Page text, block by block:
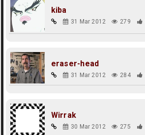
kiba
31 Mar 2012 279
eraser-head
31 Mar 2012 284
Wirrak
30 Mar 2012 275